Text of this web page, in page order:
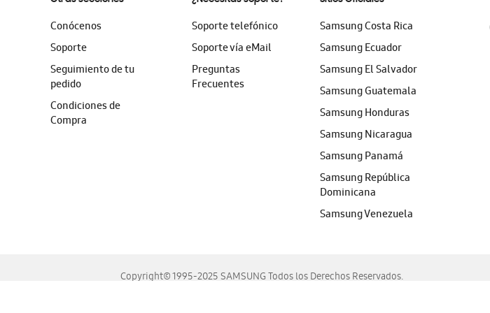
Conócenos
Soporte
Seguimiento de tu
pedido
Condiciones de
Compra
Soporte telefónico
Soporte vía eMail
Preguntas
Frecuentes
Samsung Costa Rica
Samsung Ecuador
Samsung El Salvador
Samsung Guatemala
Samsung Honduras
Samsung Nicaragua
Samsung Panamá
Samsung República
Dominicana
Samsung Venezuela
Copyright© 1995-2025 SAMSUNG Todos los Derechos Reservados.